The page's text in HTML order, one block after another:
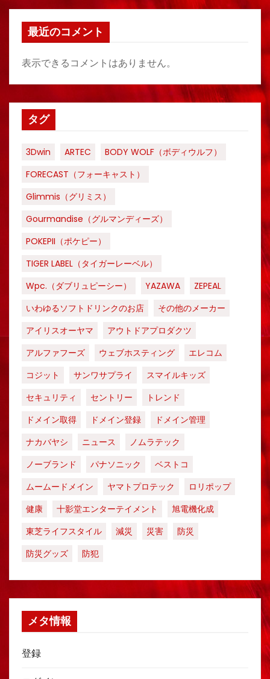
最近のコメント
表示できるコメントはありません。
タグ
3Dwin ARTEC
BODY WOLF（ボディウルフ）
FORECAST（フォーキャスト）
Glimmis（グリミス）
Gourmandise（グルマンディーズ）
POKEPII（ポケピー）
TIGER LABEL（タイガーレーベル）
Wpc.（ダブリュピーシー）
YAZAWA
ZEPEAL
いわゆるソフトドリンクのお店
その他のメーカー
アイリスオーヤマ
アウトドアプロダクツ
アルファフーズ
ウェブホスティング
エレコム
コジット
サンワサプライ
スマイルキッズ
セキュリティ
セントリー
トレンド
ドメイン取得
ドメイン登録
ドメイン管理
ナカバヤシ
ニュース
ノムラテック
ノーブランド
パナソニック
ベストコ
ムームードメイン
ヤマトプロテック
ロリポップ
健康
十影堂エンターテイメント
旭電機化成
東芝ライフスタイル
減災 災害
防災
防災グッズ
防犯
メタ情報
登録